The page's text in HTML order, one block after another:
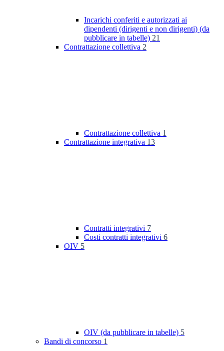
Incarichi conferiti e autorizzati ai
dipendenti (dirigenti e non dirigenti) (da
pubblicare in tabelle) 21
Contrattazione collettiva 2
Contrattazione collettiva 1
Contrattazione integrativa 13
Contratti integrativi 7
Costi contratti integrativi 6
OIV 5
OIV (da pubblicare in tabelle) 5
Bandi di concorso 1